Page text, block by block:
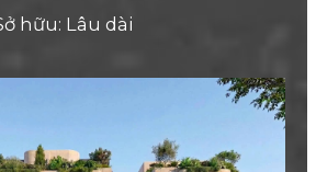
hữu: Lâu dài